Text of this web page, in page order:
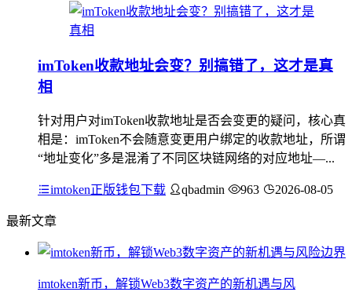
imToken收款地址会变？别搞错了，这才是真
相
针对用户对imToken收款地址是否会变更的疑问，核心真
相是：imToken不会随意变更用户绑定的收款地址，所谓
“地址变化”多是混淆了不同区块链网络的对应地址—...
imtoken正版钱包下载 qbadmin 963 2026-08-05
最新文章
imtoken新币，解锁Web3数字资产的新机遇与风